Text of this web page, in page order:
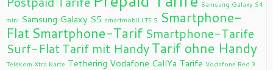
Samsung Galaxy S4
mini Samsung Galaxy S5 smartmobil LTE S Smartphone-
FlatSmartphone-Tarif Smartphone-Tarife
Surf-FlatTarif mit HandyTarif ohne Handy
Telekom Xtra Karte Tethering Vodafone CallYa Tarife Vodafone Red 3